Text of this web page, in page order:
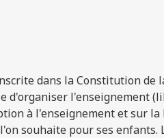
dans la Constitution de
d'organiser l'enseignement
à l'enseignement et sur
souhaite pour ses